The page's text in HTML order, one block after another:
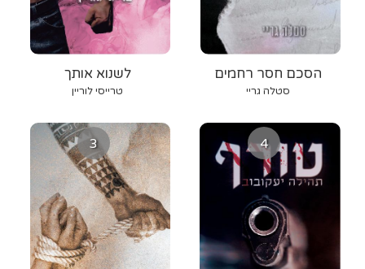
לשנוא אותך
טרייסי לוריין
הסכם חסר רחמים
סטלה גריי
3 4